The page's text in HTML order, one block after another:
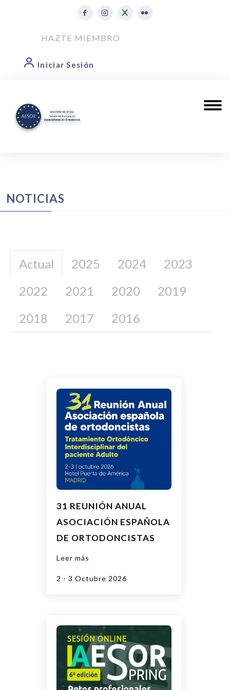
HAZTE MIEMBRO
Iniciar Sesión
NOTICIAS
Actual 2025 2024
2023
2022
2021 2020
2019
2018
2017 2016
31 REUNIÓN ANUAL
ASOCIACIÓN ESPAÑOLA
DE ORTODONCISTAS
Leer más
2 - 3 Octubre 2026